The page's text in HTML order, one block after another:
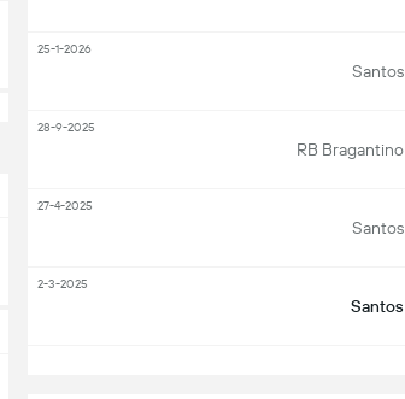
Santos
25-1-2026
RB Bragantino
28-9-2025
Santos
27-4-2025
Santos
2-3-2025